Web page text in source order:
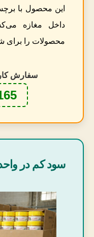
این محصول با
داخل مغازه
محصولات را برای
سفارش
سود کم در